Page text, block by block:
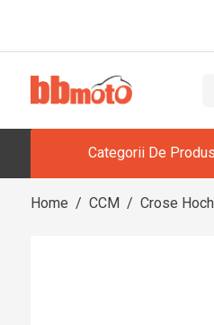
Categorii De
Home / CCM / Crose